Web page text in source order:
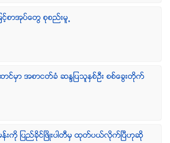
င့္စာအုပ္ေတြ စုစည္းမူ႕
င္မွာ အစာငတ္ခံ ဆႏၵျပသူႏွစ္ဦး စစ္ေခြးတုိက္
မန္းကို ျပည္ခိုင္ျဖိဳးပါတီမွ ထုတ္ပယ္လိုက္ျပီဟုဆို